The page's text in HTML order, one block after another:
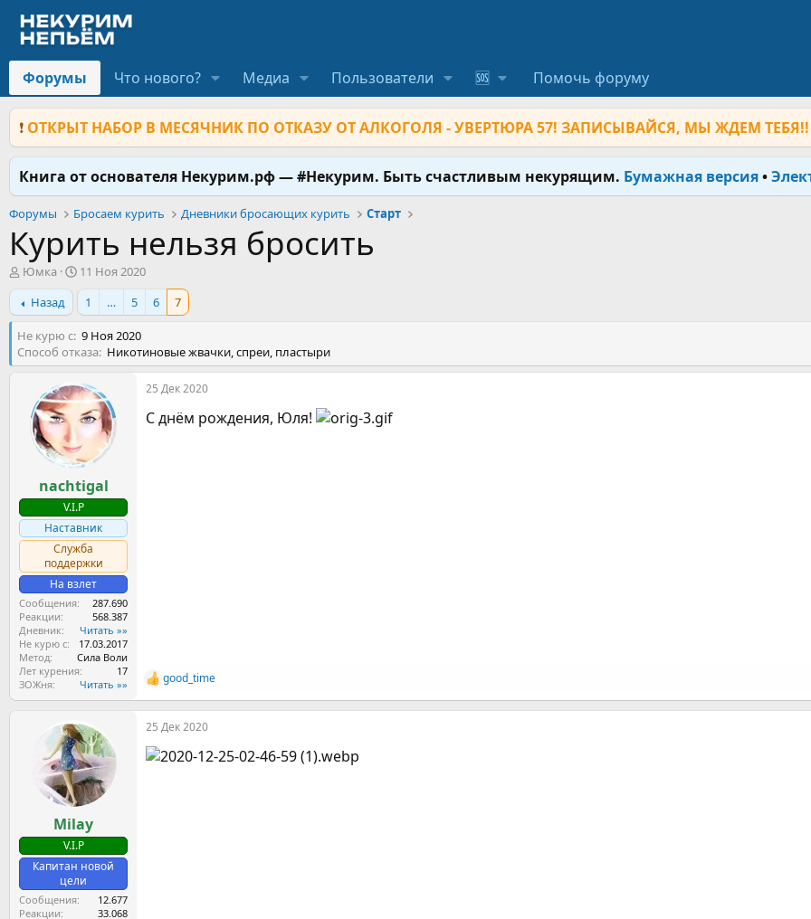
Форумы Что нового? Медиа Пользователи 🆘 Помочь форуму
❗ ОТКРЫТ НАБОР В МЕСЯЧНИК ПО ОТКАЗУ ОТ АЛКОГОЛЯ - УВЕРТЮРА 57! ЗАПИСЫВАЙСЯ, МЫ ЖДЕМ ТЕБЯ!!
Книга от основателя Некурим.рф — #Некурим. Быть счастливым некурящим. Бумажная версия•
Форумы Бросаем курить Дневники бросающих курить Старт
Курить нельзя бросить
А
в
т
о
р
т
е
Юмка
Д
а
а
н
а
ч
а
л
а
11 Ноя 2020
Назад
1 … 5 6 7
Не курю с 9 Ноя 2020
Способ отказа Никотиновые жвачки, спреи, пластыри
nachtigal
V.I.P
Наставник
Служба
поддержки
На взлет
Сообщения
287.690
Реакции
568.387
Дневник
Читать »»
Не курю с
17.03.2017
Метод
Сила Воли
Лет курения
17
ЗОЖня
Читать »»
25 Дек 2020
С днём рождения, Юля!
Р
е
а
к
и
good_time
Milay
V.I.P
Капитан новой
цели
Сообщения
12.677
Реакции
33.068
25 Дек 2020